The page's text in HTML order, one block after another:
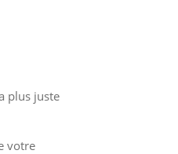
plus juste
votre